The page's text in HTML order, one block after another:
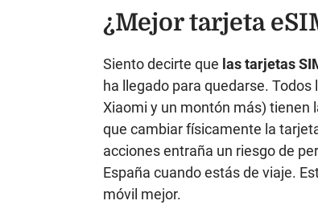
¿Mejor tarjeta
Siento decirte que las tarjetas
ha llegado para quedarse.
Xiaomi y un montón más) tienen
que cambiar físicamente la
acciones entraña un riesgo de
España cuando estás de viaje.
móvil mejor.